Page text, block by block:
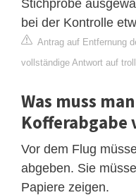
Stichprobe
bei der Kontrolle
Antrag auf Entfernung
vollständige Antwort auf
Was muss
Kofferabgabe
Vor dem Flug
abgeben. Sie
Papiere zeigen.